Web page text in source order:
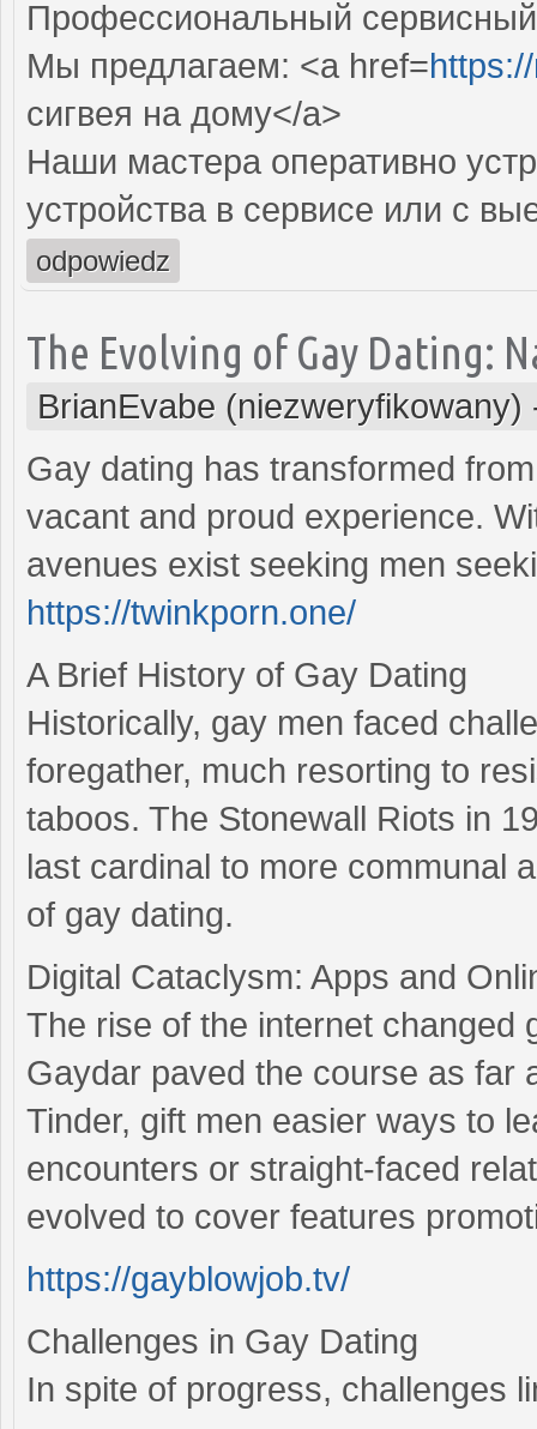
Профессиональный
Мы предлагаем: <a href=
сигвея на дому</a>
Наши мастера оперативно
устройства в сервисе или с
odpowiedz
The Evolving of Gay Dating:
BrianEvabe (niezweryfikowany)
Gay dating has transformed
vacant and proud experience.
avenues exist seeking men
https://twinkporn.one/
A Brief History of Gay Dating
Historically, gay men faced
foregather, much resorting to
taboos. The Stonewall Riots in
last cardinal to more communal
of gay dating.
Digital Cataclysm: Apps and
The rise of the internet changed
Gaydar paved the course as far
Tinder, gift men easier ways to
encounters or straight-faced
evolved to cover features
https://gayblowjob.tv/
Challenges in Gay Dating
In spite of progress, challenges